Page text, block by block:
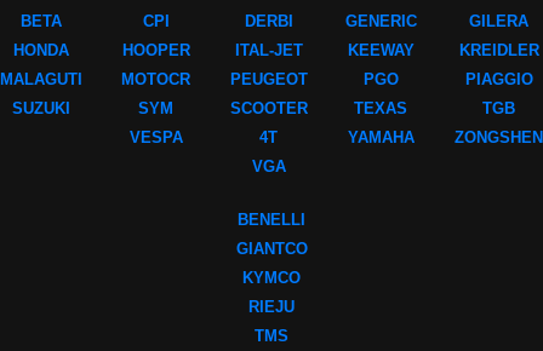
BETA
HONDA
MALAGUTI
SUZUKI
CPI
HOOPER
MOTOCR
SYM
VESPA
DERBI
ITAL-JET
PEUGEOT
SCOOTER
4T
VGA
GENERIC
KEEWAY
PGO
TEXAS
YAMAHA
GILERA
KREIDLER
PIAGGIO
TGB
ZONGSHEN
BENELLI
GIANTCO
KYMCO
RIEJU
TMS